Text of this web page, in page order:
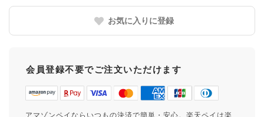
県
お気に入りに登録
会員登録不要でご注文いただけます
アマゾンペイならいつもの決済で簡単・安心。楽天ペイは楽